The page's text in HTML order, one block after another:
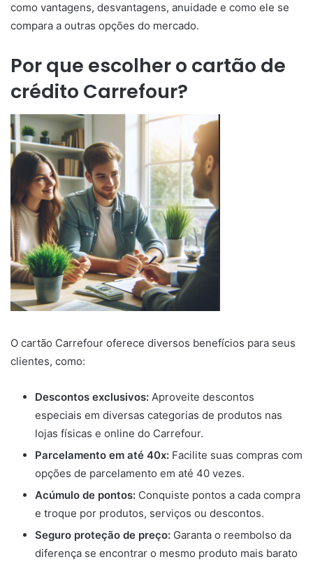
como vantagens, desvantagens, anuidade e como ele se
compara a outras opções do mercado.
Por que escolher o cartão de
crédito Carrefour?
O cartão Carrefour oferece diversos benefícios para seus
clientes, como:
Descontos exclusivos: Aproveite descontos
especiais em diversas categorias de produtos nas
lojas físicas e online do Carrefour.
Parcelamento em até 40x: Facilite suas compras com
opções de parcelamento em até 40 vezes.
Acúmulo de pontos: Conquiste pontos a cada compra
e troque por produtos, serviços ou descontos.
Seguro proteção de preço: Garanta o reembolso da
diferença se encontrar o mesmo produto mais barato